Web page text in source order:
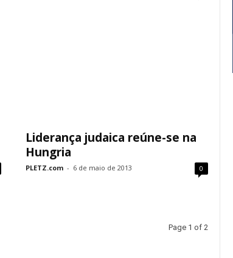
Liderança judaica reúne-se na
Hungria
PLETZ.com - 6 de maio de 2013 0
Page 1 of 2